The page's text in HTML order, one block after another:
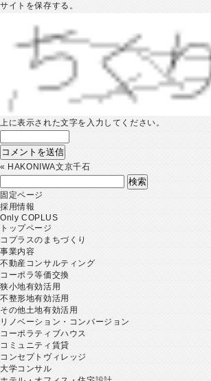
サイトを保存する。
上に表示された文字を入力してください。
« HAKONIWA文京千石
索:
固定ページ
採用情報
Only COPLUS
トップページ
コプラスのまちづくり
事業内容
不動産コンサルティング
コーポラ等価交換
狭小地有効活用
不整形地有効活用
その他土地有効活用
リノベーション・コンバージョン
コーポラティブハウス
コミュニティ賃貸
コンセプトヴィレッジ
大学コンサル